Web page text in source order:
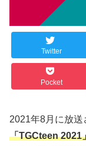
Twitter
Pocket
2021年8月に放送
「TGCteen 2021